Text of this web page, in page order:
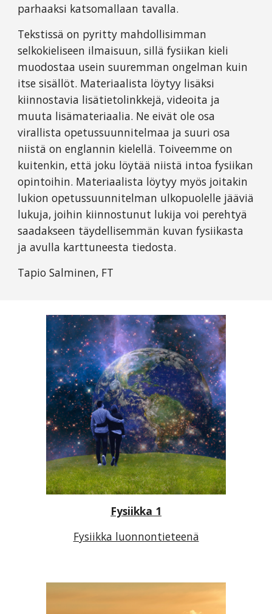
parhaaksi katsomallaan tavalla.
Tekstissä on pyritty mahdollisimman
selkokieliseen ilmaisuun, sillä fysiikan kieli
muodostaa usein suuremman ongelman kuin
itse sisällöt. Materiaalista löytyy lisäksi
kiinnostavia lisätietolinkkejä, videoita ja
muuta lisämateriaalia. Ne eivät ole osa
virallista opetussuunnitelmaa ja suuri osa
niistä on englannin kielellä. Toiveemme on
kuitenkin, että joku löytää niistä intoa fysiikan
opintoihin. Materiaalista löytyy myös joitakin
lukion opetussuunnitelman ulkopuolelle jääviä
lukuja, joihin kiinnostunut lukija voi perehtyä
saadakseen täydellisemmän kuvan fysiikasta
ja avulla karttuneesta tiedosta.
Tapio Salminen, FT
Fysiikka 1
Fysiikka luonnontieteenä